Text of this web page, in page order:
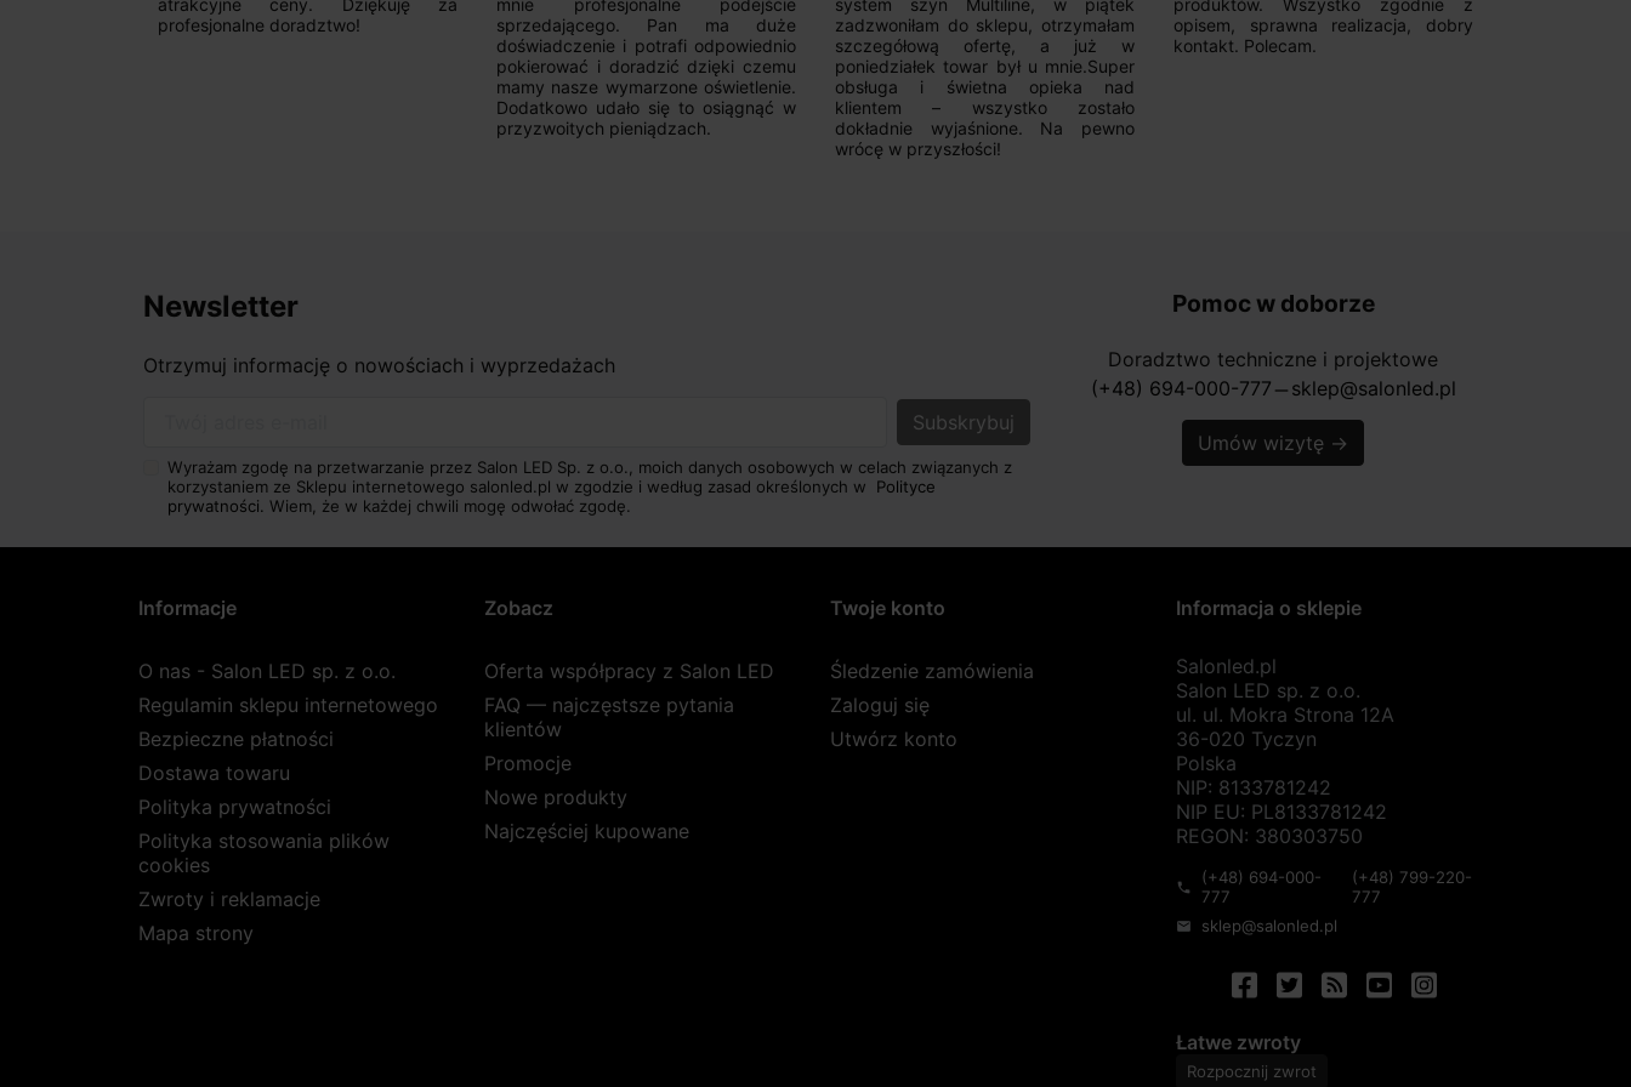
atrakcyjne ceny. Dziękuję za
profesjonalne doradztwo!
mnie profesjonalne podejście
sprzedającego. Pan ma duże
doświadczenie i potrafi odpowiednio
pokierować i doradzić dzięki czemu
mamy nasze wymarzone oświetlenie.
Dodatkowo udało się to osiągnąć w
przyzwoitych pieniądzach.
system szyn Multiline, w piątek
zadzwoniłam do sklepu, otrzymałam
szczegółową ofertę, a już w
poniedziałek towar był u mnie.Super
obsługa i świetna opieka nad
klientem – wszystko zostało
dokładnie wyjaśnione. Na pewno
wrócę w przyszłości!
produktów. Wszystko zgodnie z
opisem, sprawna realizacja, dobry
kontakt. Polecam.
Newsletter
Otrzymuj informację o nowościach i wyprzedażach
Wyrażam zgodę na przetwarzanie przez Salon LED Sp. z o.o., moich danych osobowych w celach związanych z
korzystaniem ze Sklepu internetowego salonled.pl w zgodzie i według zasad określonych w Polityce
prywatności. Wiem, że w każdej chwili mogę odwołać zgodę.
Pomoc w doborze
Doradztwo techniczne i projektowe
(+48) 694-000-777 horizontal_rule sklep@salonled.pl
Umów wizytę →
Informacje
O nas - Salon LED sp. z o.o.
Regulamin sklepu internetowego
Bezpieczne płatności
Dostawa towaru
Polityka prywatności
Polityka stosowania plików
cookies
Zwroty i reklamacje
Mapa strony
Zobacz
Oferta współpracy z Salon LED
FAQ — najczęstsze pytania
klientów
Promocje
Nowe produkty
Najczęściej kupowane
Twoje konto
Śledzenie zamówienia
Zaloguj się
Utwórz konto
Informacja o sklepie
Salonled.pl
Salon LED sp. z o.o.
ul. ul. Mokra Strona 12A
36-020 Tyczyn
Polska
NIP: 8133781242
NIP EU: PL8133781242
REGON: 380303750
phone
(+48) 694-000-
777
(+48) 799-220-
777
mail sklep@salonled.pl
Łatwe zwroty
Rozpocznij zwrot